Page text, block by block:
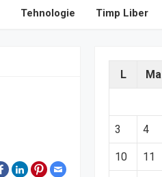
Tehnologie Timp Liber
L Ma
3 4
10 11